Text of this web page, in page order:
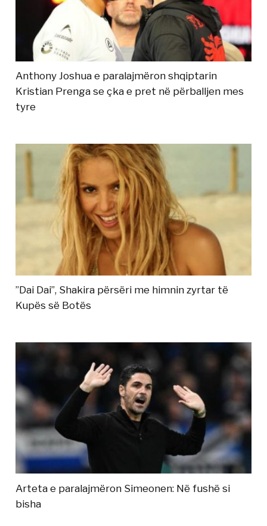
Anthony Joshua e paralajmëron shqiptarin
Kristian Prenga se çka e pret në përballjen mes
tyre
”Dai Dai”, Shakira përsëri me himnin zyrtar të
Kupës së Botës
Arteta e paralajmëron Simeonen: Në fushë si
bisha